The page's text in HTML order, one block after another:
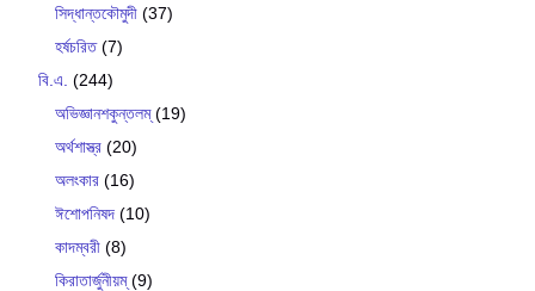
সিদ্ধান্তকৌমুদী (37)
হর্ষচরিত(7)
বি.এ. (244)
অভিজ্ঞানশকুন্তলম্(19)
অর্থশাস্ত্র (20)
অলংকার (16)
ঈশোপনিষদ (10)
কাদম্বরী (8)
কিরাতার্জুনীয়ম্(9)